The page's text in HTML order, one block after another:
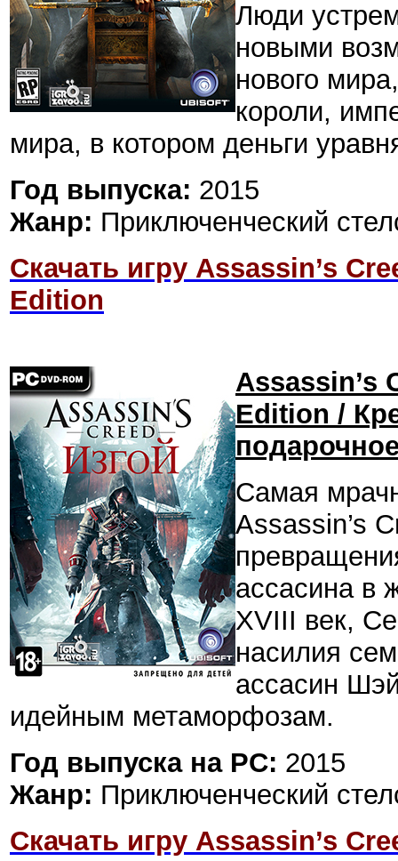
Люди
новыми
нового
короли,
мира, в котором деньги
Год выпуска: 2015
Жанр: Приключенческий
Скачать игру Assassin’s
Edition
Assassin’s
Edition /
Cамая
Assassin’s
ассасина в
XVIII век,
насилия
ассасин
идейным метаморфозам.
Год выпуска на PC: 2015
Жанр: Приключенческий
Скачать игру Assassin’s